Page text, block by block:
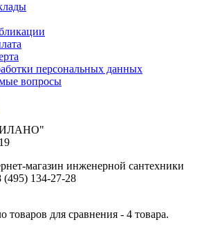
персональных данных
вопросы
магазин инженерной сантехники
(495) 134-27-28
товаров для сравнения - 4 товара.